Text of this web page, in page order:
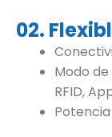
02.
Modo
RFID,